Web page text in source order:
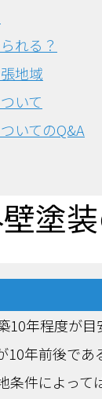
れる？
地域
いて
いてのQ&A
塗
10年程度が目
10年前後であ
条件によって